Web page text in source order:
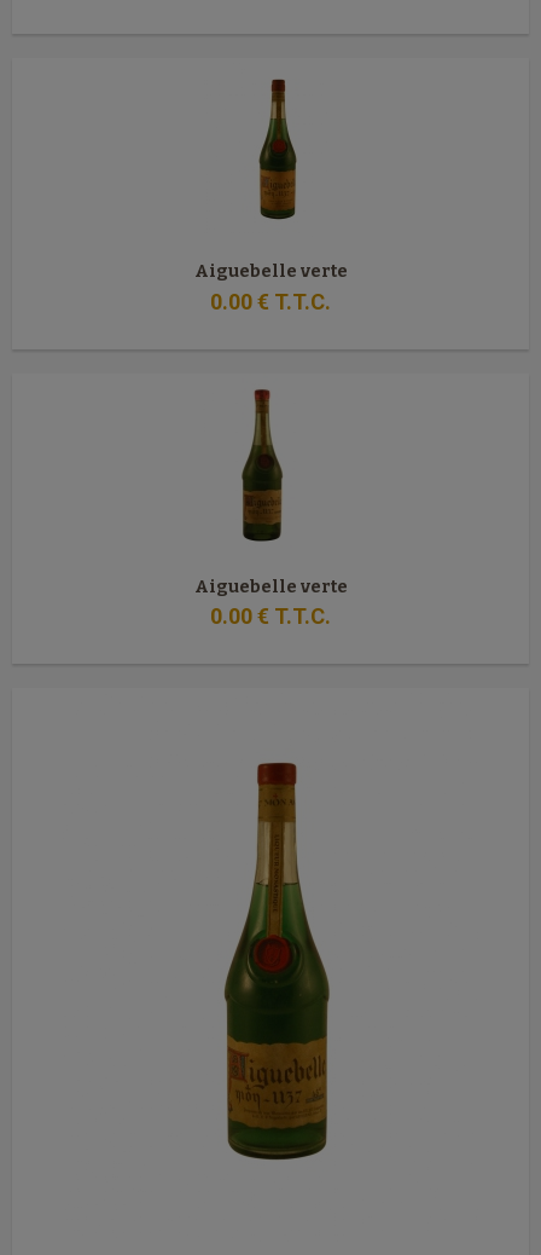
Aiguebelle verte
0.00€ T.T.C.
Aiguebelle verte
0.00€ T.T.C.